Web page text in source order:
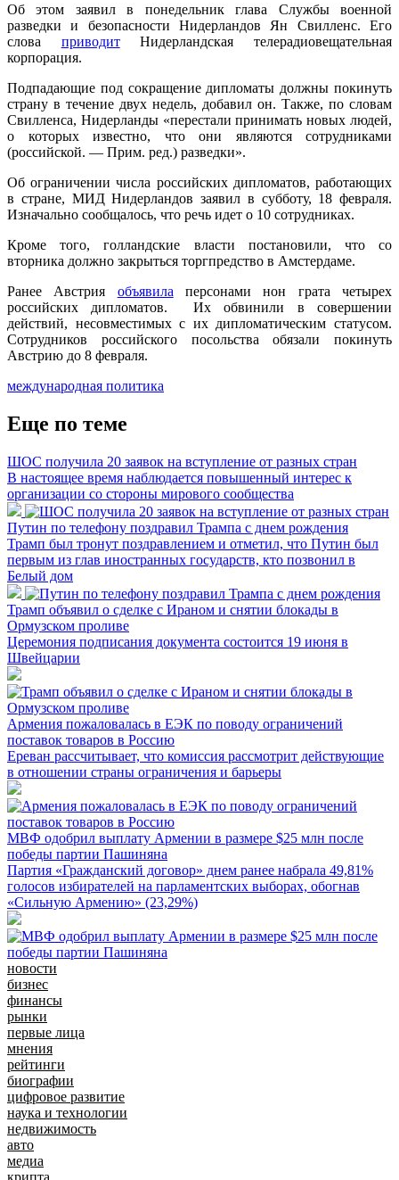
Об этом заявил в понедельник глава Службы военной
разведки и безопасности Нидерландов Ян Свилленс. Его
слова приводитНидерландская телерадиовещательная
корпорация.
Подпадающие под сокращение дипломаты должны покинуть
страну в течение двух недель, добавил он. Также, по словам
Свилленса, Нидерланды «перестали принимать новых людей,
о которых известно, что они являются сотрудниками
(российской. — Прим. ред.) разведки».
Об ограничении числа российских дипломатов, работающих
в стране, МИД Нидерландов заявил в субботу, 18 февраля.
Изначально сообщалось, что речь идет о 10 сотрудниках.
Кроме того, голландские власти постановили, что со
вторника должно закрыться торгпредство в Амстердаме.
Ранее Австрия объявила персонами нон грата четырех
российских дипломатов. Их обвинили в совершении
действий, несовместимых с их дипломатическим статусом.
Сотрудников российского посольства обязали покинуть
Австрию до 8 февраля.
международная политика
Еще по теме
ШОС получила 20 заявок на вступление от разных стран
В настоящее время наблюдается повышенный интерес к
организации со стороны мирового сообщества
Путин по телефону поздравил Трампа с днем рождения
Трамп был тронут поздравлением и отметил, что Путин был
первым из глав иностранных государств, кто позвонил в
Белый дом
Трамп объявил о сделке с Ираном и снятии блокады в
Ормузском проливе
Церемония подписания документа состоится 19 июня в
Швейцарии
Армения пожаловалась в ЕЭК по поводу ограничений
поставок товаров в Россию
Ереван рассчитывает, что комиссия рассмотрит действующие
в отношении страны ограничения и барьеры
МВФ одобрил выплату Армении в размере $25 млн после
победы партии Пашиняна
Партия «Гражданский договор» днем ранее набрала 49,81%
голосов избирателей на парламентских выборах, обогнав
«Сильную Армению» (23,29%)
новости
бизнес
финансы
рынки
первые лица
мнения
рейтинги
биографии
цифровое развитие
наука и технологии
недвижимость
авто
медиа
крипта